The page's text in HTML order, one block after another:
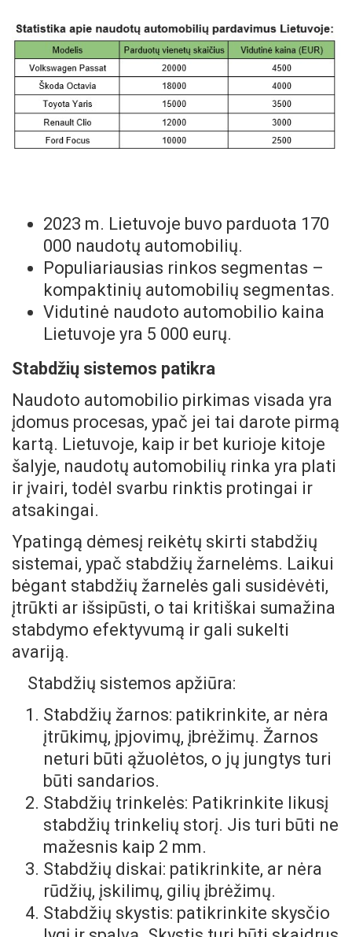
2023 m. Lietuvoje buvo parduota 170
000 naudotų automobilių.
Populiariausias rinkos segmentas –
kompaktinių automobilių segmentas.
Vidutinė naudoto automobilio kaina
Lietuvoje yra 5 000 eurų.
Stabdžių sistemos patikra
Naudoto automobilio pirkimas visada yra
įdomus procesas, ypač jei tai darote pirmą
kartą. Lietuvoje, kaip ir bet kurioje kitoje
šalyje, naudotų automobilių rinka yra plati
ir įvairi, todėl svarbu rinktis protingai ir
atsakingai.
Ypatingą dėmesį reikėtų skirti stabdžių
sistemai, ypač stabdžių žarnelėms. Laikui
bėgant stabdžių žarnelės gali susidėvėti,
įtrūkti ar išsipūsti, o tai kritiškai sumažina
stabdymo efektyvumą ir gali sukelti
avariją.
Stabdžių sistemos apžiūra:
Stabdžių žarnos: patikrinkite, ar nėra
įtrūkimų, įpjovimų, įbrėžimų. Žarnos
neturi būti ąžuolėtos, o jų jungtys turi
būti sandarios.
Stabdžių trinkelės: Patikrinkite likusį
stabdžių trinkelių storį. Jis turi būti ne
mažesnis kaip 2 mm.
Stabdžių diskai: patikrinkite, ar nėra
rūdžių, įskilimų, gilių įbrėžimų.
Stabdžių skystis: patikrinkite skysčio